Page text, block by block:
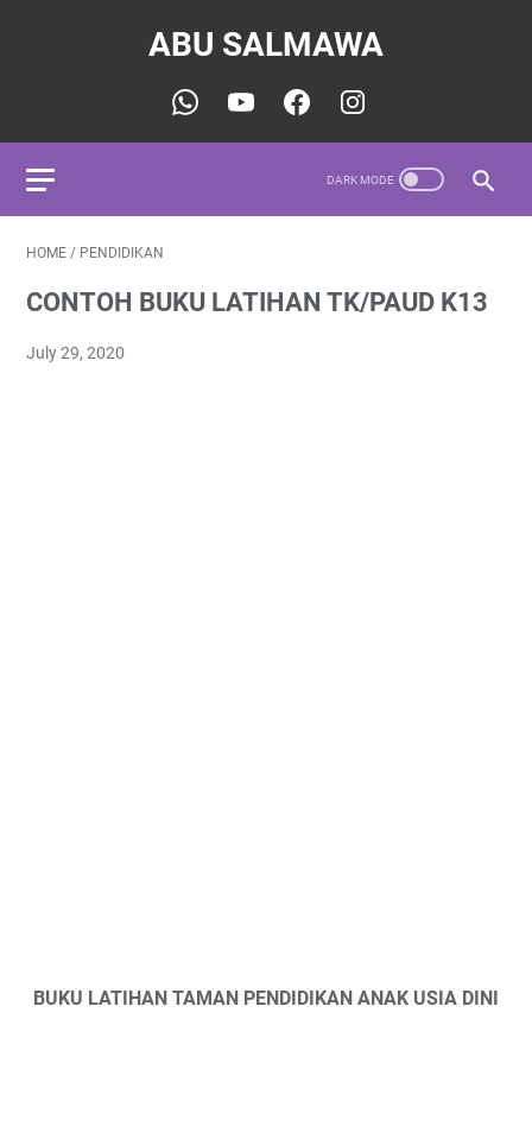
ABU SALMAWA
HOME / PENDIDIKAN
CONTOH BUKU LATIHAN TK/PAUD K13
July 29, 2020
BUKU LATIHAN TAMAN PENDIDIKAN ANAK USIA DINI